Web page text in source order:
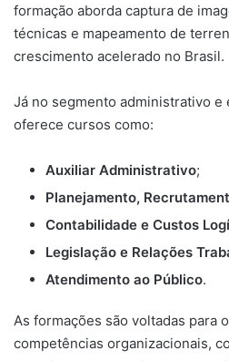
formação aborda captura de
técnicas e mapeamento de
crescimento acelerado no Brasil.
Já no segmento administrativo e
oferece cursos como:
Auxiliar Administrativo;
Planejamento,
Contabilidade e Custos
Legislação e Relações
Atendimento ao Público.
As formações são voltadas para
competências organizacionais,